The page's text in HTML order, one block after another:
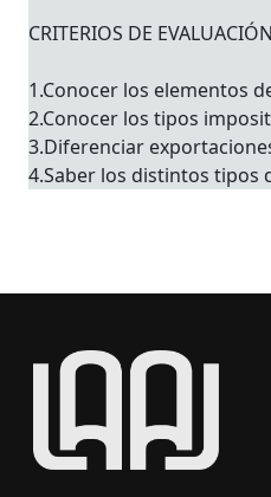
CRITERIOS DE
1.Conocer los elementos
2.Conocer los tipos
3.Diferenciar
4.Saber los distintos tipos